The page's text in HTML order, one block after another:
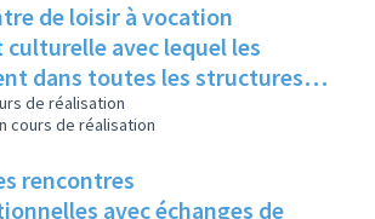
de loisir à vocation
avec lequel les
dans toutes les structures
culturelles de la ville pour faire
découvrir les différents
de réalisation
cours de réalisation
rencontres
avec échanges de